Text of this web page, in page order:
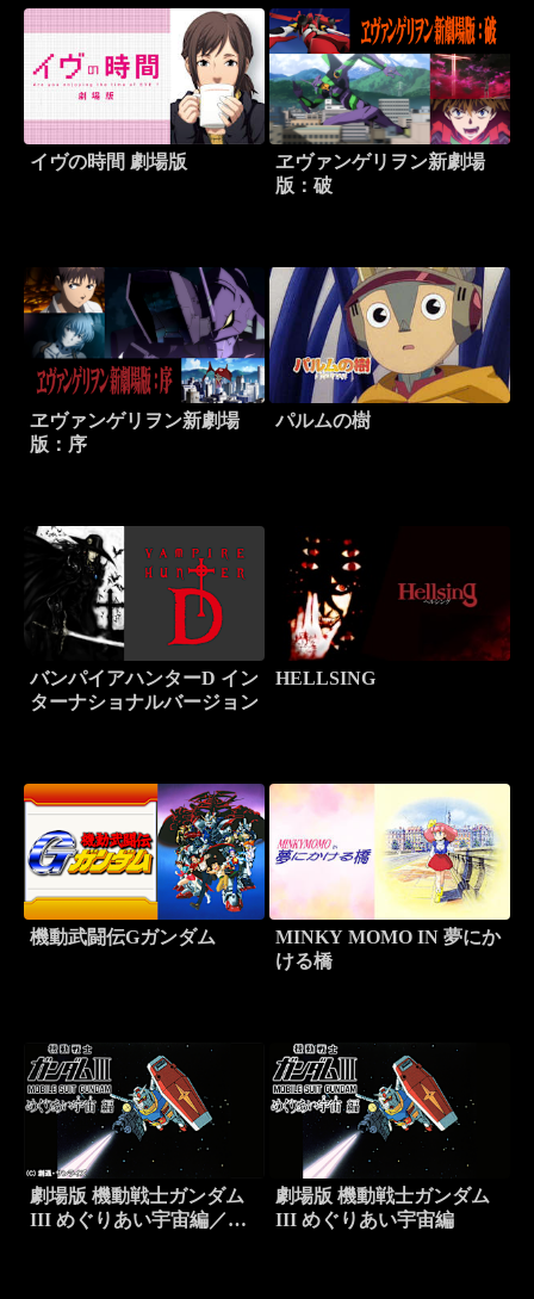
イヴの時間 劇場版
ヱヴァンゲリヲン新劇場
版：破
ヱヴァンゲリヲン新劇場
版：序
パルムの樹
バンパイアハンターD イン
ターナショナルバージョン
HELLSING
機動武闘伝Gガンダム
MINKY MOMO IN 夢にか
ける橋
劇場版 機動戦士ガンダム
III めぐりあい宇宙編／特
劇場版 機動戦士ガンダム
III めぐりあい宇宙編